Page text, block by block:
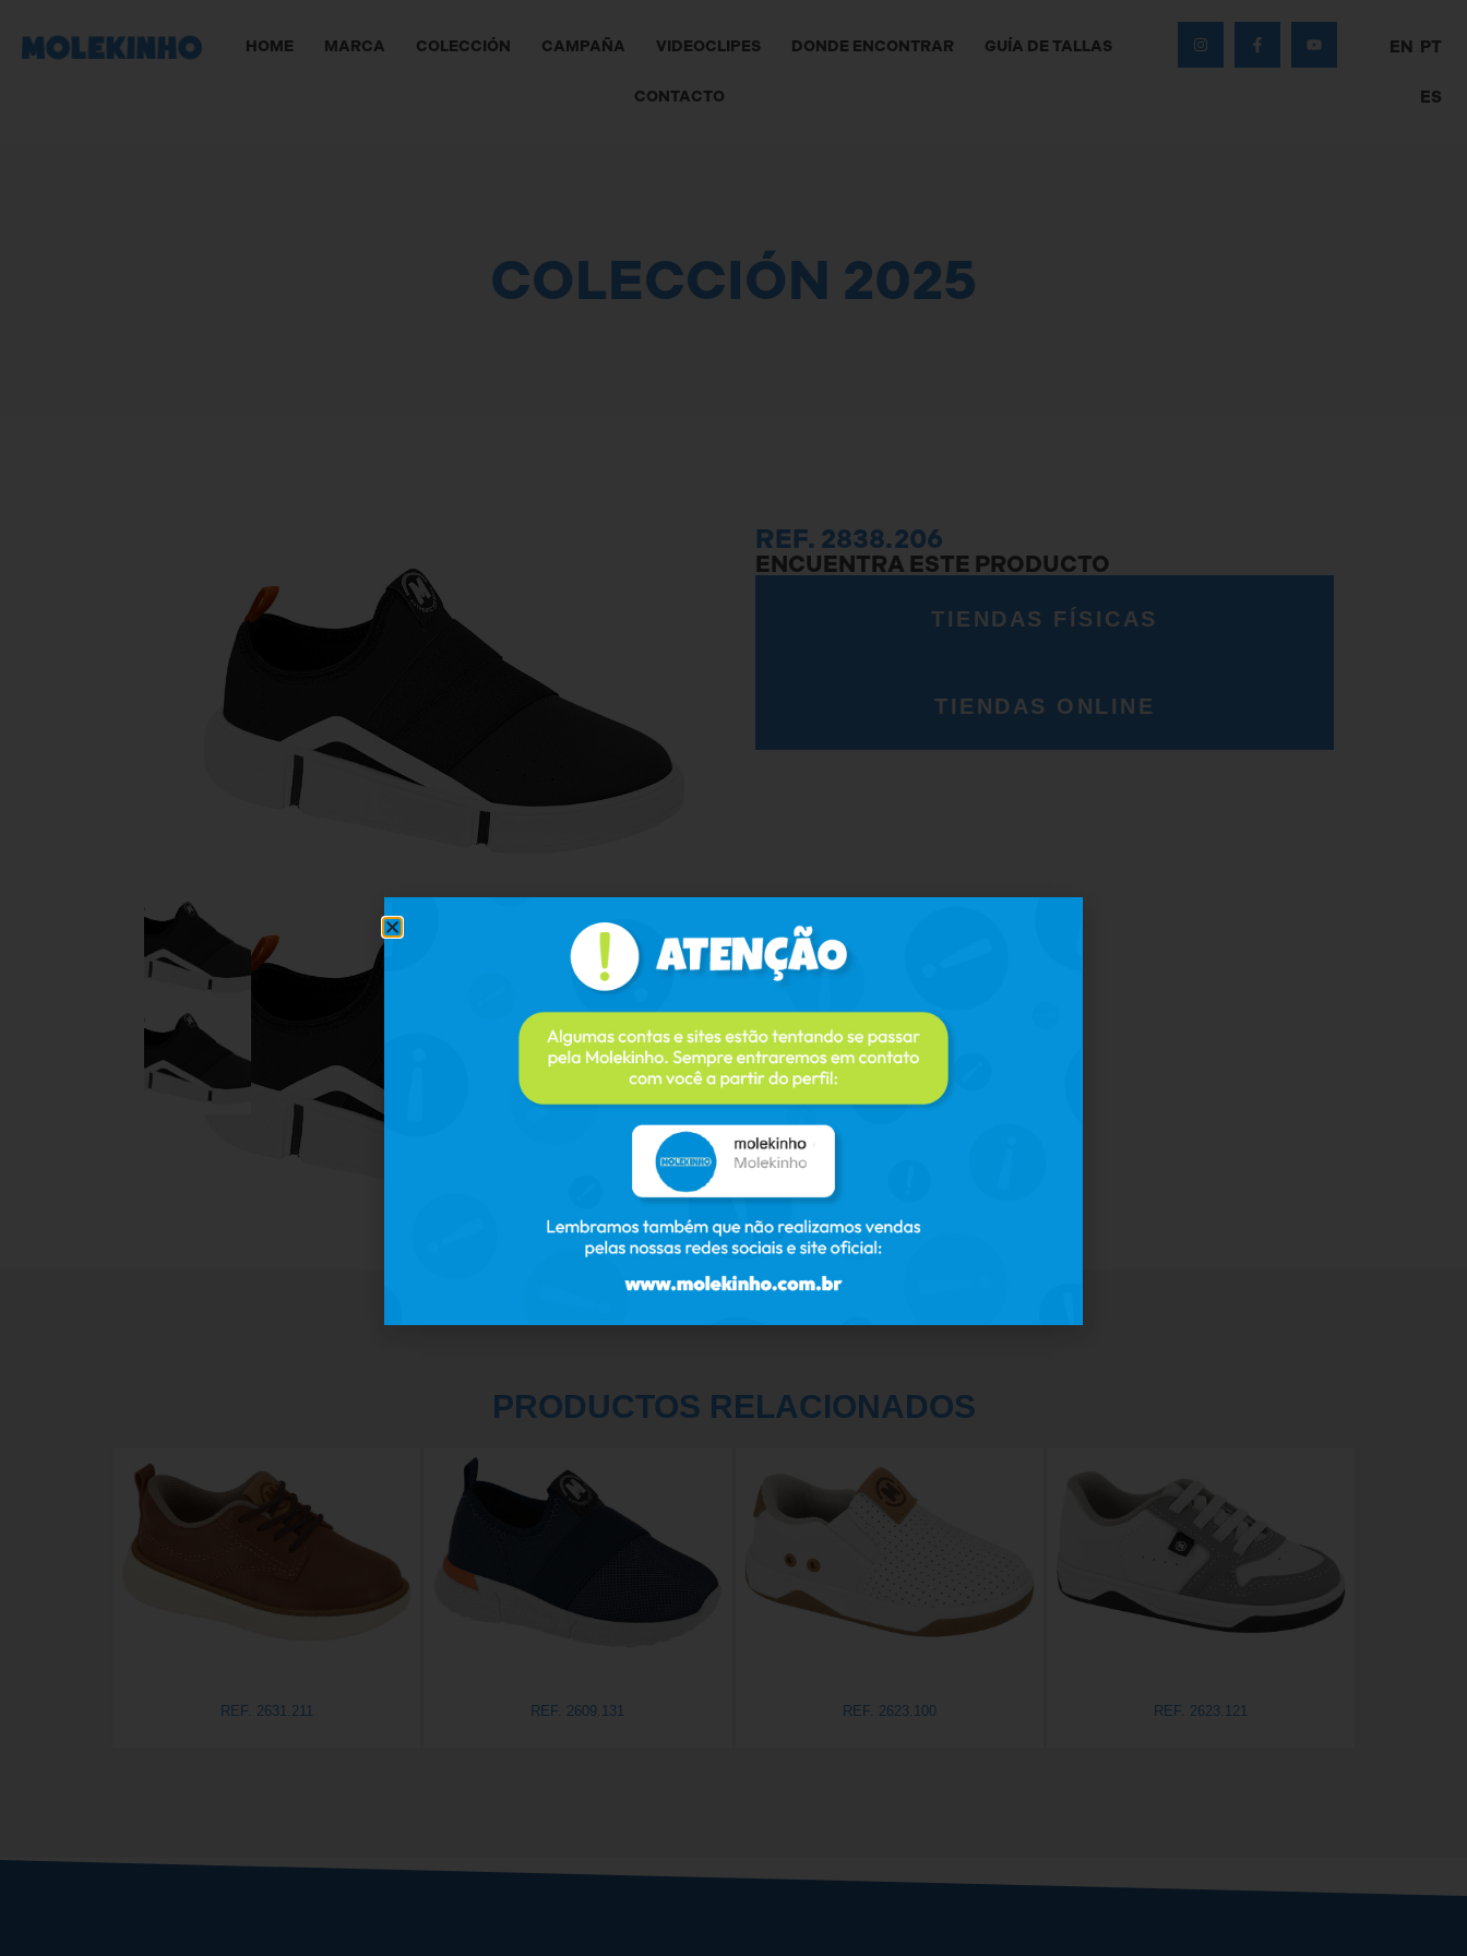
HOME MARCA COLECCIÓN CAMPAÑA VIDEOCLIPES DONDE ENCONTRAR GUÍA DE TALLAS
CONTACTO
EN PT
ES
COLECCIÓN 2025
REF. 2838.206
ENCUENTRA ESTE PRODUCTO
TIENDAS FÍSICAS
TIENDAS ONLINE
PRODUCTOS RELACIONADOS
REF. 2631.211 REF. 2609.131 REF. 2623.100 REF. 2623.121